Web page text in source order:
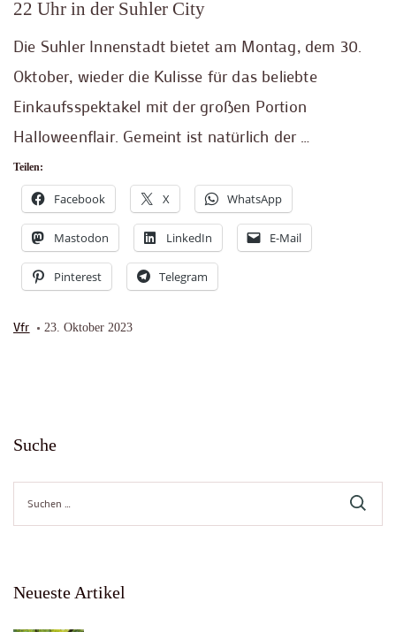
22 Uhr in der Suhler City
Die Suhler Innenstadt bietet am Montag, dem 30.
Oktober, wieder die Kulisse für das beliebte
Einkaufsspektakel mit der großen Portion
Halloweenflair. Gemeint ist natürlich der …
Teilen:
Facebook X WhatsApp
Mastodon LinkedIn E-Mail
Pinterest Telegram
Vfr 23. Oktober 2023
Suche
Suche
nach:
Neueste Artikel